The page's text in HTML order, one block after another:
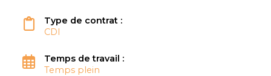
Type de contrat :
CDI
Temps de travail :
Temps plein